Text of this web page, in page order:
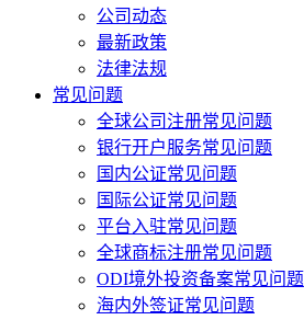
公司动态
最新政策
法律法规
常见问题
全球公司注册常见问题
银行开户服务常见问题
国内公证常见问题
国际公证常见问题
平台入驻常见问题
全球商标注册常见问题
ODI境外投资备案常见问题
海内外签证常见问题